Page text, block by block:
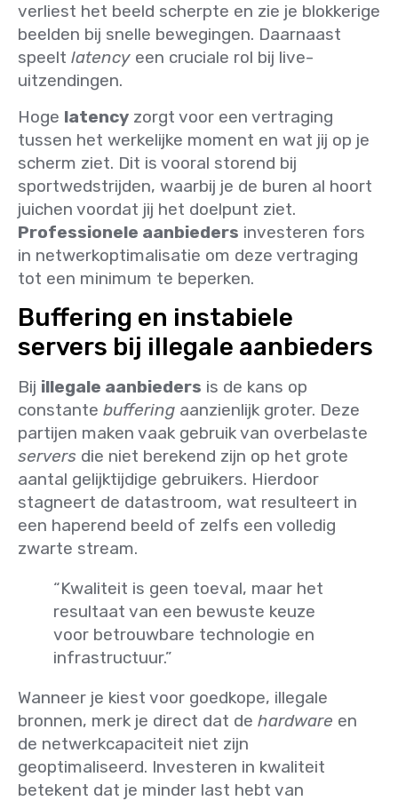
verliest het beeld scherpte en zie je blokkerige
beelden bij snelle bewegingen. Daarnaast
speelt latency een cruciale rol bij live-
uitzendingen.
Hoge latency zorgt voor een vertraging
tussen het werkelijke moment en wat jij op je
scherm ziet. Dit is vooral storend bij
sportwedstrijden, waarbij je de buren al hoort
juichen voordat jij het doelpunt ziet.
Professionele aanbieders investeren fors
in netwerkoptimalisatie om deze vertraging
tot een minimum te beperken.
Buffering en instabiele
servers bij illegale aanbieders
Bij illegale aanbieders is de kans op
constante buffering aanzienlijk groter. Deze
partijen maken vaak gebruik van overbelaste
servers die niet berekend zijn op het grote
aantal gelijktijdige gebruikers. Hierdoor
stagneert de datastroom, wat resulteert in
een haperend beeld of zelfs een volledig
zwarte stream.
“Kwaliteit is geen toeval, maar het
resultaat van een bewuste keuze
voor betrouwbare technologie en
infrastructuur.”
Wanneer je kiest voor goedkope, illegale
bronnen, merk je direct dat de hardware en
de netwerkcapaciteit niet zijn
geoptimaliseerd. Investeren in kwaliteit
betekent dat je minder last hebt van